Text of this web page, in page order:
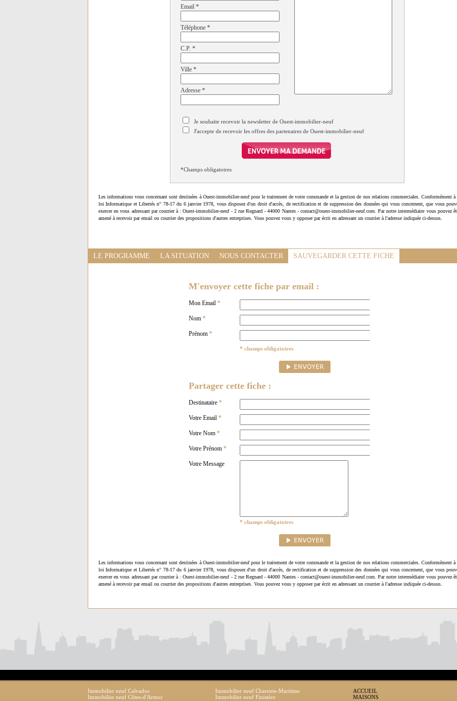
Email *
Téléphone *
C.P. *
Ville *
Adresse *
Je souhaite recevoir la newsletter de Ouest-immobilier-neuf
J'accepte de recevoir les offres des partenaires de Ouest-immobilier-neuf
*Champs obligatoires
Les informations vous concernant sont destinées à Ouest-immobilier-neuf pour le traitement de votre commande et la gestion de nos relations commerciales. Conformément à
loi Informatique et Libertés n° 78-17 du 6 janvier 1978, vous disposez d'un droit d'accès, de rectification et de suppression des données qui vous concernent, que vous
exercer en vous adressant par courrier à : Ouest-immobilier-neuf - 2 rue Regnard - 44000 Nantes - contact@ouest-immobilier-neuf.com. Par notre intermédiaire vous pouvez
amené à recevoir par email ou courrier des propositions d'autres entreprises. Vous pouvez vous y opposer par écrit en adressant un courrier à l'adresse indiquée ci-dessus.
LE PROGRAMME LA SITUATION NOUS CONTACTER SAUVEGARDER CETTE FICHE
M'envoyer cette fiche par email :
Mon Email *
Nom *
Prénom *
* champs obligatoires
Partager cette fiche :
Destinataire *
Votre Email *
Votre Nom *
Votre Prénom *
Votre Message
* champs obligatoires
Les informations vous concernant sont destinées à Ouest-immobilier-neuf pour le traitement de votre commande et la gestion de nos relations commerciales. Conformément à
loi Informatique et Libertés n° 78-17 du 6 janvier 1978, vous disposez d'un droit d'accès, de rectification et de suppression des données qui vous concernent, que vous
exercer en vous adressant par courrier à : Ouest-immobilier-neuf - 2 rue Regnard - 44000 Nantes - contact@ouest-immobilier-neuf.com. Par notre intermédiaire vous pouvez
amené à recevoir par email ou courrier des propositions d'autres entreprises. Vous pouvez vous y opposer par écrit en adressant un courrier à l'adresse indiquée ci-dessus.
Immobilier neuf Calvados
Immobilier neuf Charente-Maritime
Immobilier neuf Côtes-d'Armor
Immobilier neuf Finistère
ACCUEIL
MAISONS